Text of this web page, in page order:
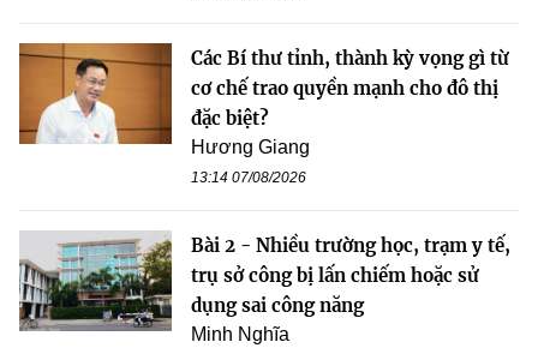
Các Bí thư tỉnh, thành kỳ vọng gì từ
cơ chế trao quyền mạnh cho đô thị
đặc biệt?
Hương Giang
13:14 07/08/2026
Bài 2 - Nhiều trường học, trạm y tế,
trụ sở công bị lấn chiếm hoặc sử
dụng sai công năng
Minh Nghĩa